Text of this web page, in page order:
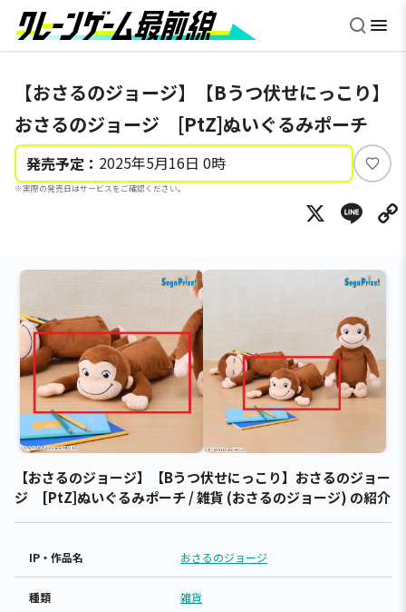
【おさるのジョージ】【Bうつ伏せにっこり】
おさるのジョージ [PtZ]ぬいぐるみポーチ
発売予定： 2025年5月16日 0時
※実際の発売日はサービスをご確認ください。
い
ね
X
【おさるのジョージ】【Bうつ伏せにっこり】おさるのジョー
ジ [PtZ]ぬいぐるみポーチ / 雑貨 (おさるのジョージ) の紹介
IP・作品名 おさるのジョージ
種類 雑貨